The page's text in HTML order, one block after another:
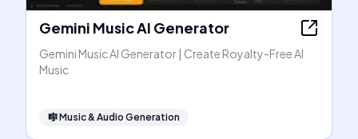
Gemini Music AI Generator
Gemini Music AI Generator | Create Royalty-Free AI
Music
🎼Music & Audio Generation